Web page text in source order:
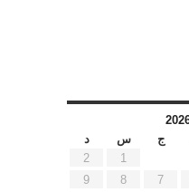
ج س
د
1
2
7
8
9